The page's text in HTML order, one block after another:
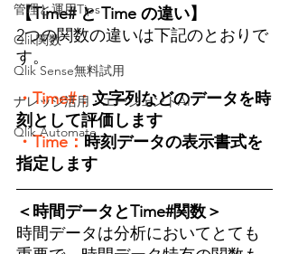
管理と運用Tips
Qlik関数
Qlik Sense無料試用
ナレッジ活用・エージェントAI
Qlik Automate
【Time# と Time の違い】
2つの関数の違いは下記のとおりで
す。
・Time#：文字列などのデータを時
刻として評価します
・Time：時刻データの表示書式を
指定します
＜時間データとTime#関数＞
時間データは分析においてとても